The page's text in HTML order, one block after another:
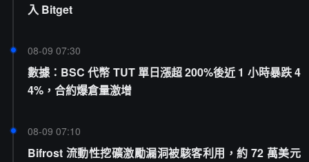
入 Bitget
08-09 07:30
數據：BSC 代幣 TUT 單日漲超 200%後近 1 小時暴跌 4
4%，合約爆倉量激增
08-09 07:10
Bifrost 流動性挖礦激勵漏洞被駭客利用，約 72 萬美元